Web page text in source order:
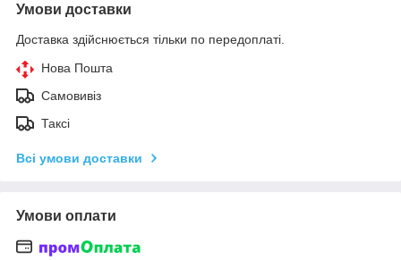
Умови доставки
Доставка здійснюється тільки по передоплаті.
Нова Пошта
Самовивіз
Таксі
Всі умови доставки
Умови оплати